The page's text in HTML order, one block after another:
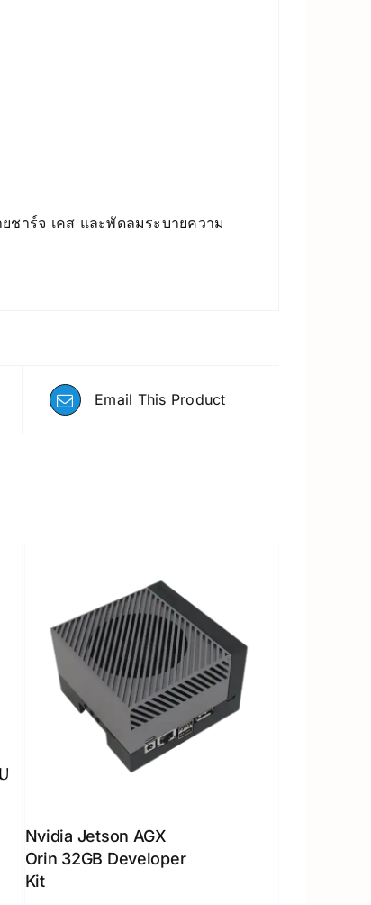
ชาร์จ เคส และพัดลมระบายความ
Email This Product
Nvidia Jetson AGX
Orin 32GB Developer
Kit